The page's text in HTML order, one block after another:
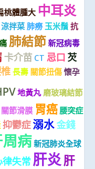
桃體腫大 中耳炎
涼拌菜 肺癆 玉米鬚 抗
肺結節 新冠病毒
卡介苗 CT 忌口 芡
長壽 關節扭傷 懷孕
地黃丸 磨玻璃結節
關節滑膜 胃癌腰突症
抑鬱症溺水金錢
病 新冠肺炎全球
律失常肝炎肝